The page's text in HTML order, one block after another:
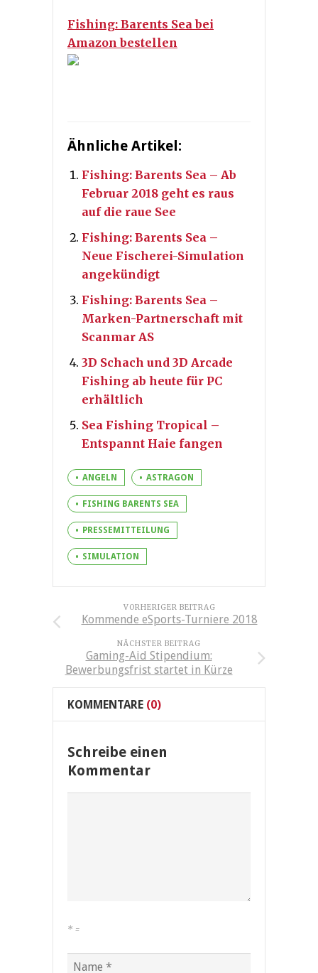
Fishing: Barents Sea bei
Amazon bestellen
Ähnliche Artikel:
Fishing: Barents Sea – Ab
Februar 2018 geht es raus
auf die raue See
Fishing: Barents Sea –
Neue Fischerei-Simulation
angekündigt
Fishing: Barents Sea –
Marken-Partnerschaft mit
Scanmar AS
3D Schach und 3D Arcade
Fishing ab heute für PC
erhältlich
Sea Fishing Tropical –
Entspannt Haie fangen
ANGELN ASTRAGON
FISHING BARENTS SEA
PRESSEMITTEILUNG
SIMULATION
VORHERIGER BEITRAG
Kommende eSports-Turniere 2018
NÄCHSTER BEITRAG
Gaming-Aid Stipendium:
Bewerbungsfrist startet in Kürze
KOMMENTARE (0)
Schreibe einen
Kommentar
* =